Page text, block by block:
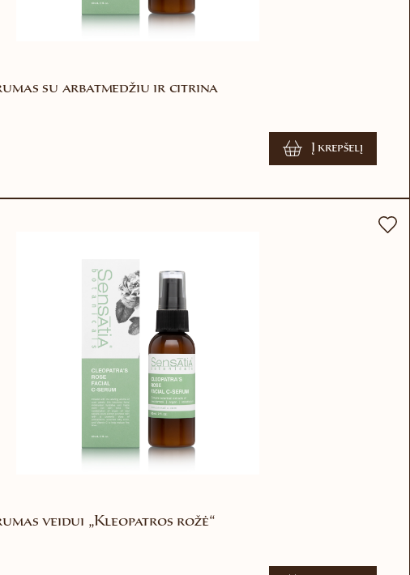
su arbatmedžiu ir citrina
Į krepšelį
veidui „Kleopatros rožė“